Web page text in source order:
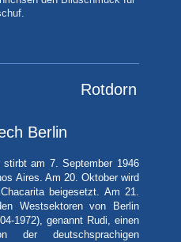
Rotdorn
Berlin
am 7. September 1946
Aires. Am 20. Oktober wird
beigesetzt. Am 21.
Westsektoren von Berlin
1972), genannt Rudi, einen
deutschsprachigen